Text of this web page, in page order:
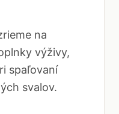
na
výživy,
spaľovaní
svalov.